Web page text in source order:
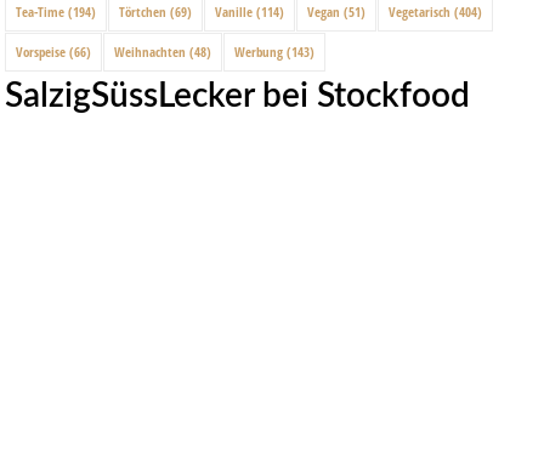
Tea-Time (194) Törtchen (69) Vanille (114) Vegan (51) Vegetarisch (404)
Vorspeise (66) Weihnachten (48) Werbung (143)
SalzigSüssLecker bei Stockfood